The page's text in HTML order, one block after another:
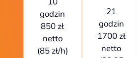
godzin
850 zł
netto
(85 zł/h)
21
godzin
1700 zł
netto